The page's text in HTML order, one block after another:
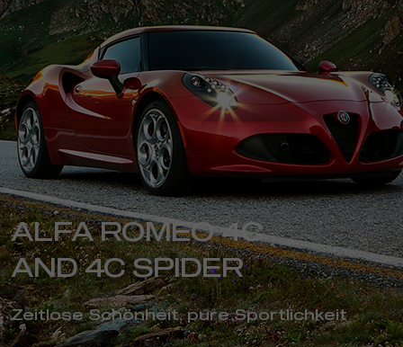
ALFA ROMEO 4C
AND 4C SPIDER
Zeitlose Schönheit, pure Sportlichkeit